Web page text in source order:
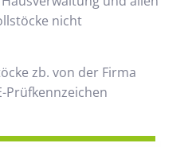
nicht
zb. von der Firma
Prüfkennzeichen